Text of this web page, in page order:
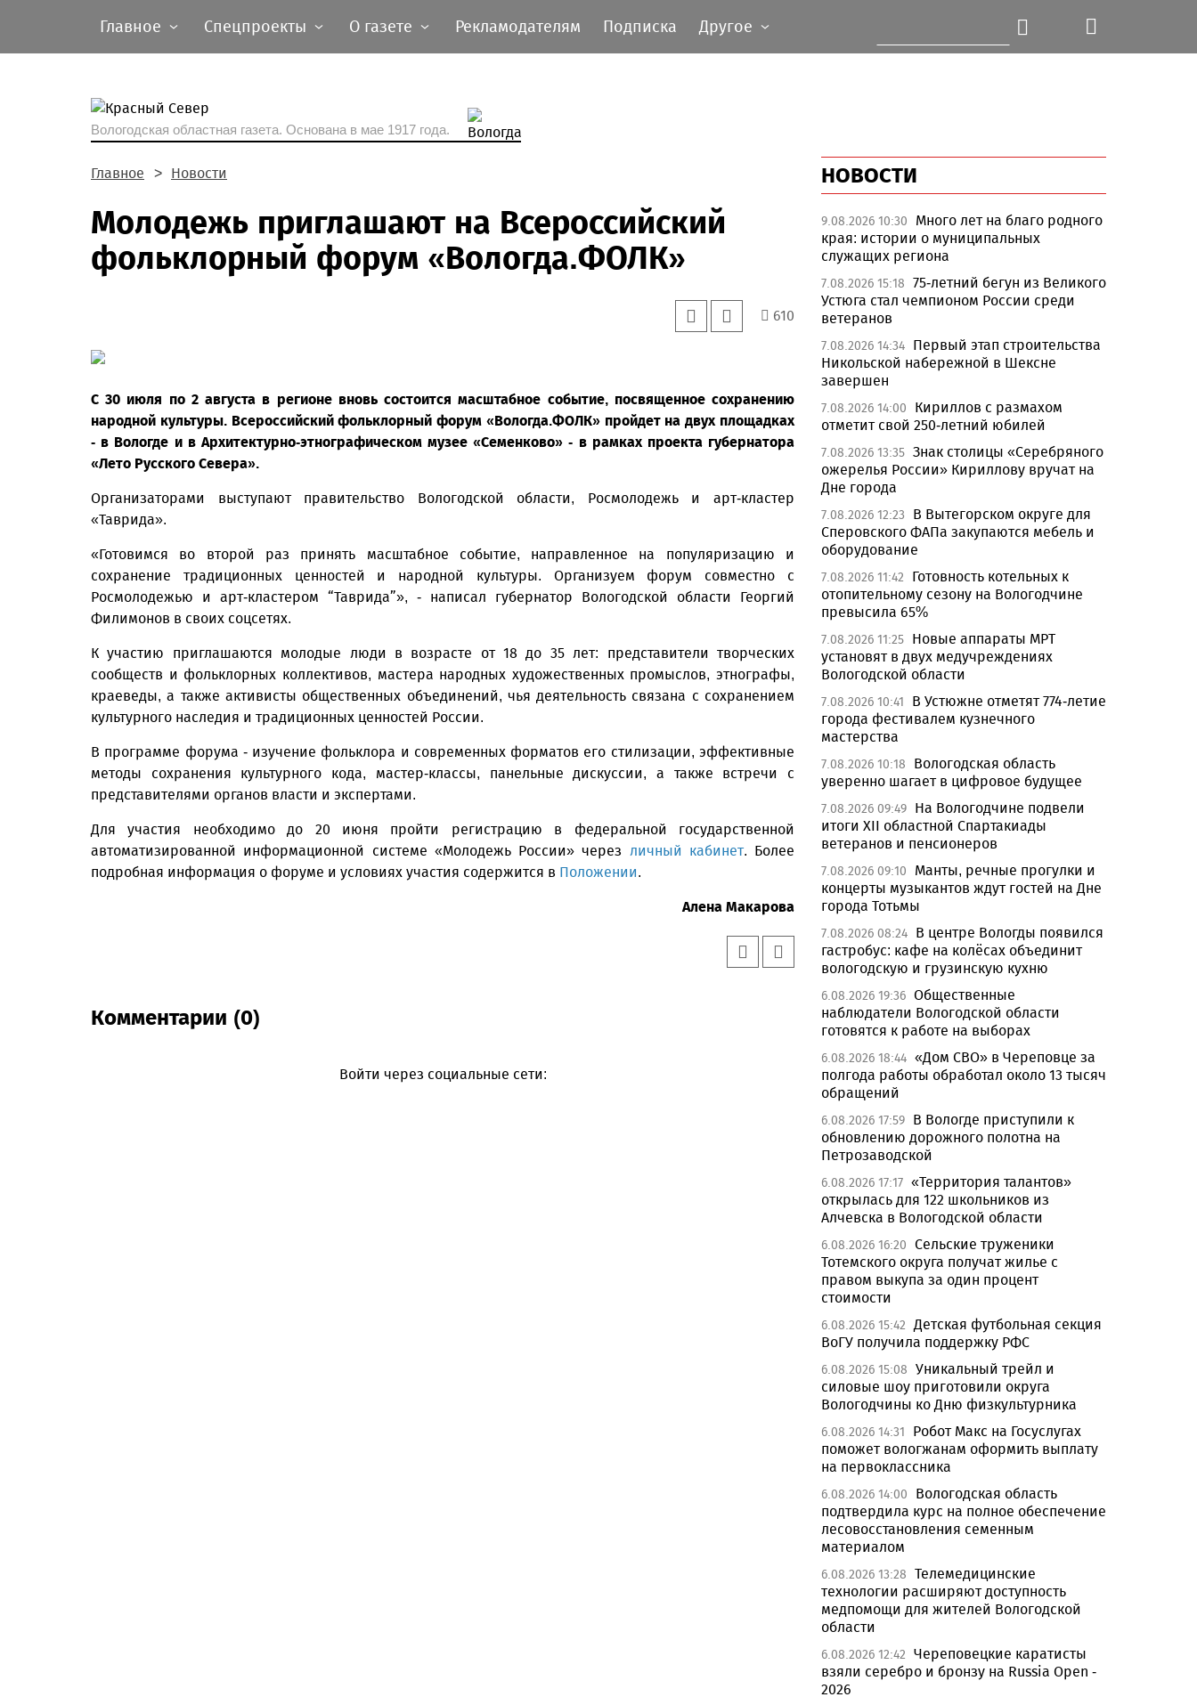
Главное Спецпроекты О газете Рекламодателям Подписка Другое
Вологодская областная газета. Основана в мае 1917 года.
Главное Новости
Молодежь приглашают на Всероссийский
фольклорный форум «Вологда.ФОЛК»
610
С 30 июля по 2 августа в регионе вновь состоится масштабное событие, посвященное сохранению
народной культуры. Всероссийский фольклорный форум «Вологда.ФОЛК» пройдет на двух площадках
- в Вологде и в Архитектурно-этнографическом музее «Семенково» - в рамках проекта губернатора
«Лето Русского Севера».
Организаторами выступают правительство Вологодской области, Росмолодежь и арт-кластер
«Таврида».
«Готовимся во второй раз принять масштабное событие, направленное на популяризацию и
сохранение традиционных ценностей и народной культуры. Организуем форум совместно с
Росмолодежью и арт-кластером “Таврида”», - написал губернатор Вологодской области Георгий
Филимонов в своих соцсетях.
К участию приглашаются молодые люди в возрасте от 18 до 35 лет: представители творческих
сообществ и фольклорных коллективов, мастера народных художественных промыслов, этнографы,
краеведы, а также активисты общественных объединений, чья деятельность связана с сохранением
культурного наследия и традиционных ценностей России.
В программе форума - изучение фольклора и современных форматов его стилизации, эффективные
методы сохранения культурного кода, мастер-классы, панельные дискуссии, а также встречи с
представителями органов власти и экспертами.
Для участия необходимо до 20 июня пройти регистрацию в федеральной государственной
автоматизированной информационной системе «Молодежь России» через личный кабинет. Более
подробная информация о форуме и условиях участия содержится в Положении.
Алена Макарова
Комментарии (0)
Войти через социальные сети:
НОВОСТИ
9.08.2026 10:30
Много лет на благо родного
края: истории о муниципальных
служащих региона
7.08.2026 15:18 75-летний бегун из Великого
Устюга стал чемпионом России среди
ветеранов
7.08.2026 14:34 Первый этап строительства
Никольской набережной в Шексне
завершен
7.08.2026 14:00
Кириллов с размахом
отметит свой 250-летний юбилей
7.08.2026 13:35 Знак столицы «Серебряного
ожерелья России» Кириллову вручат на
Дне города
7.08.2026 12:23
В Вытегорском округе для
Сперовского ФАПа закупаются мебель и
оборудование
7.08.2026 11:42
Готовность котельных к
отопительному сезону на Вологодчине
превысила 65%
7.08.2026 11:25 Новые аппараты МРТ
установят в двух медучреждениях
Вологодской области
7.08.2026 10:41
В Устюжне отметят 774-летие
города фестивалем кузнечного
мастерства
7.08.2026 10:18
Вологодская область
уверенно шагает в цифровое будущее
7.08.2026 09:49 На Вологодчине подвели
итоги XII областной Спартакиады
ветеранов и пенсионеров
7.08.2026 09:10
Манты, речные прогулки и
концерты музыкантов ждут гостей на Дне
города Тотьмы
7.08.2026 08:24 В центре Вологды появился
гастробус: кафе на колёсах объединит
вологодскую и грузинскую кухню
6.08.2026 19:36 Общественные
наблюдатели Вологодской области
готовятся к работе на выборах
6.08.2026 18:44 «Дом СВО» в Череповце за
полгода работы обработал около 13 тысяч
обращений
6.08.2026 17:59 В Вологде приступили к
обновлению дорожного полотна на
Петрозаводской
6.08.2026 17:17 «Территория талантов»
открылась для 122 школьников из
Алчевска в Вологодской области
6.08.2026 16:20 Сельские труженики
Тотемского округа получат жилье с
правом выкупа за один процент
стоимости
6.08.2026 15:42 Детская футбольная секция
ВоГУ получила поддержку РФС
6.08.2026 15:08 Уникальный трейл и
силовые шоу приготовили округа
Вологодчины ко Дню физкультурника
6.08.2026 14:31
Робот Макс на Госуслугах
поможет вологжанам оформить выплату
на первоклассника
6.08.2026 14:00
Вологодская область
подтвердила курс на полное обеспечение
лесовосстановления семенным
материалом
6.08.2026 13:28 Телемедицинские
технологии расширяют доступность
медпомощи для жителей Вологодской
области
6.08.2026 12:42 Череповецкие каратисты
взяли серебро и бронзу на Russia Open -
2026